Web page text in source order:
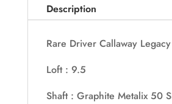
Description
Rare Driver Callaway
Loft : 9.5
Shaft : Graphite Metalix 50